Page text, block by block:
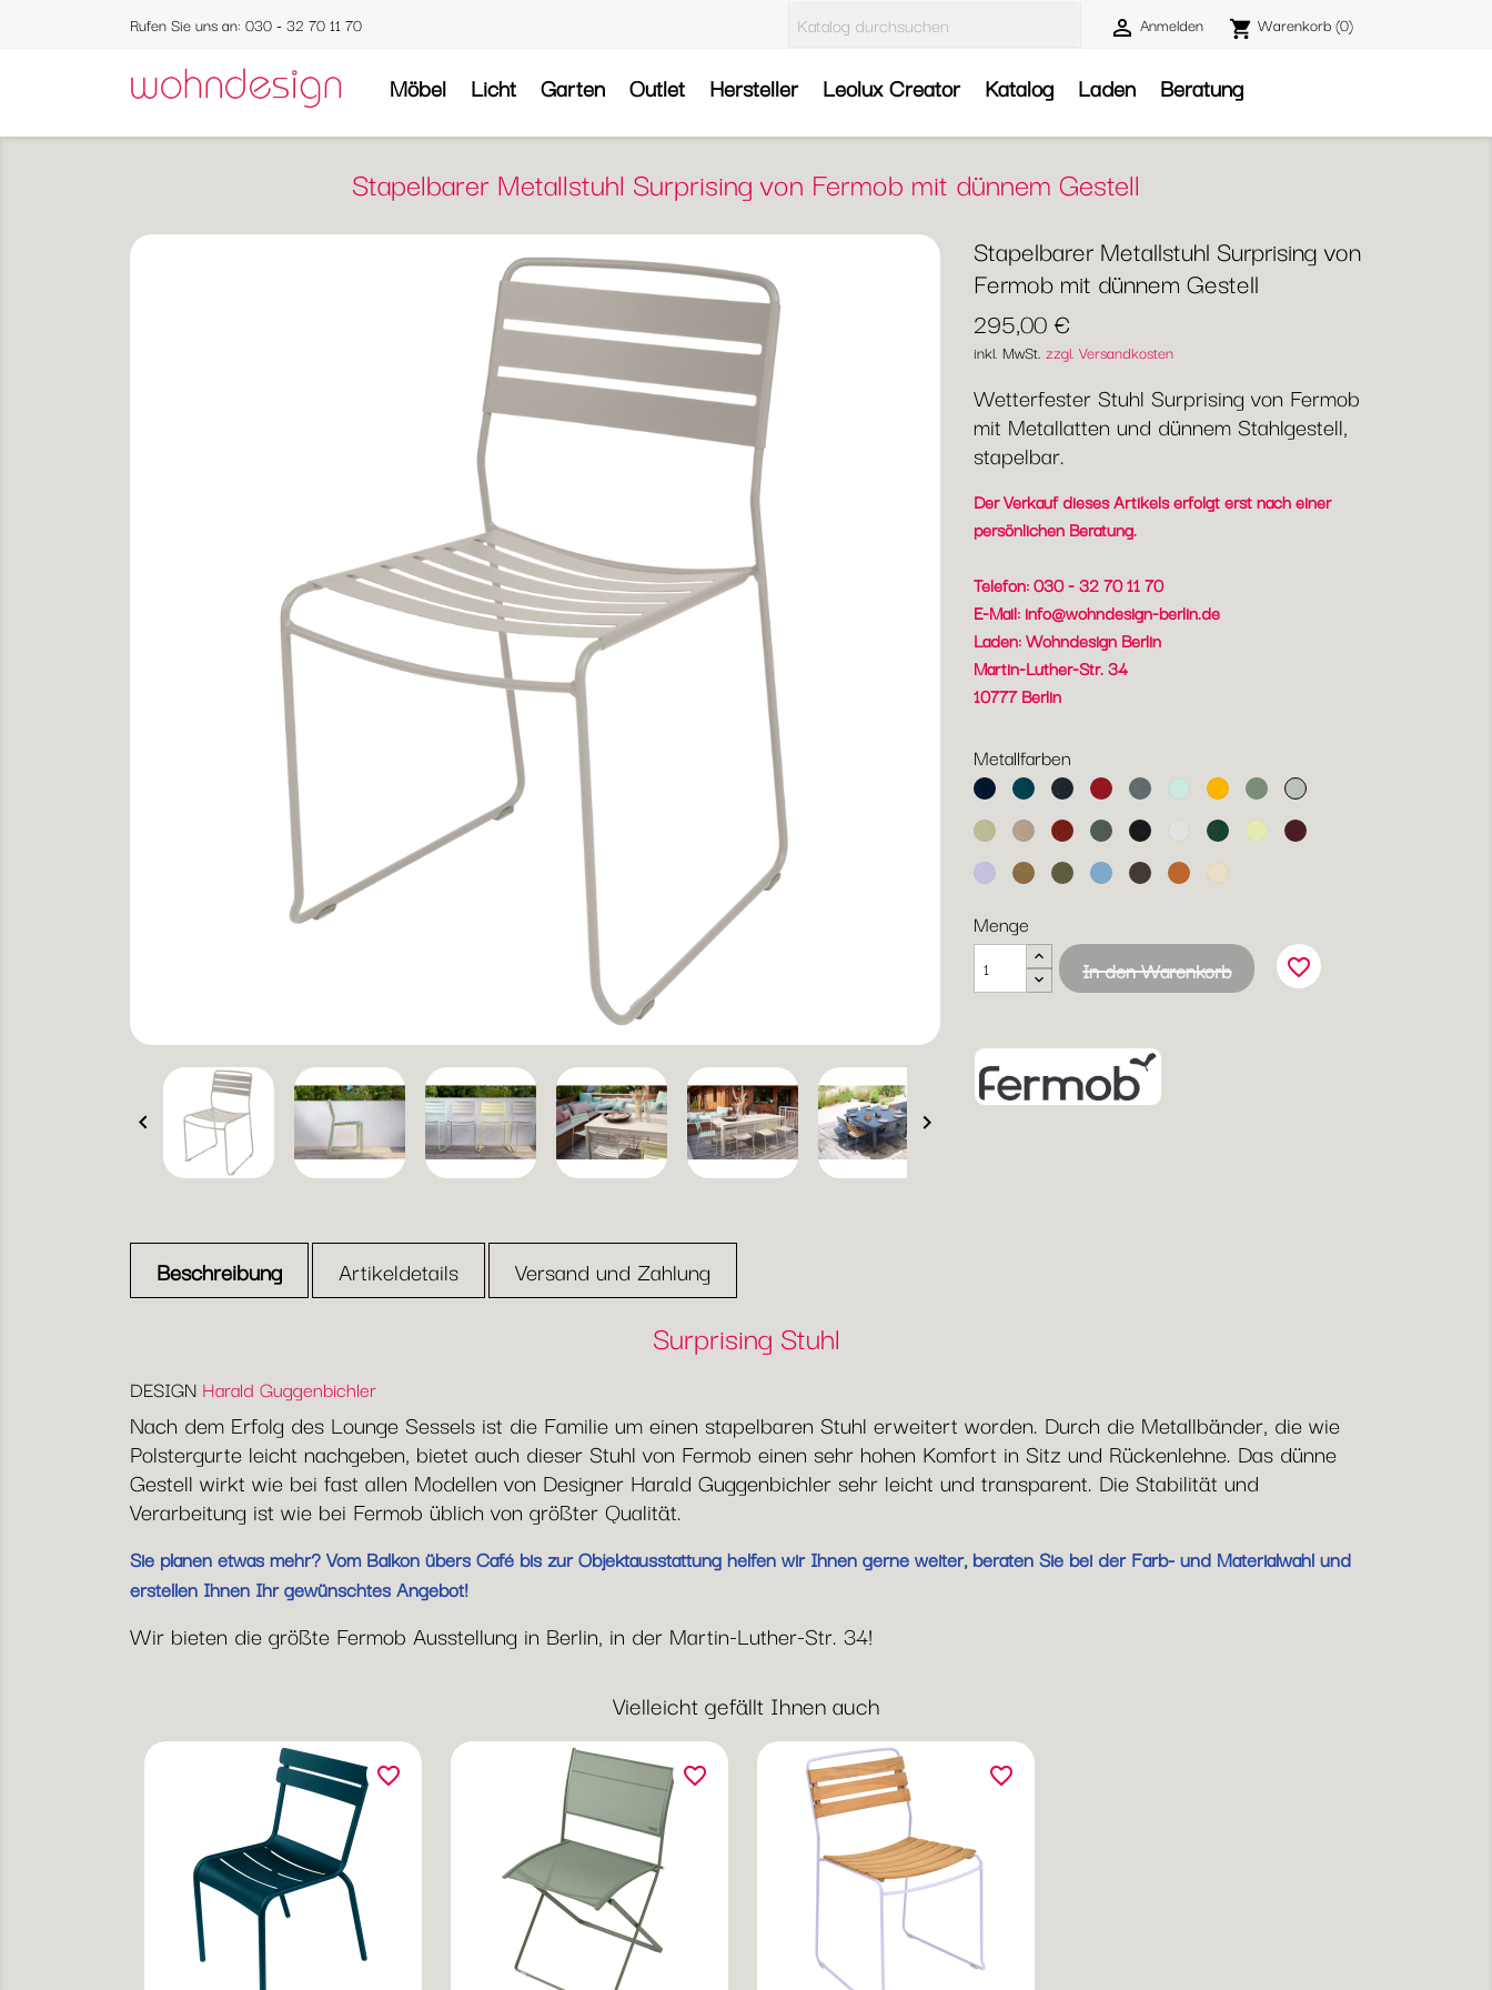
Rufen Sie uns an: 030 - 32 70 11 70  Anmelden shopping_cart Warenkorb(0)
Möbel Licht Garten Outlet Hersteller Leolux Creator Katalog Laden Beratung
Stapelbarer Metallstuhl Surprising von Fermob mit dünnem Gestell
 
Stapelbarer Metallstuhl Surprising von
Fermob mit dünnem Gestell
295,00 €
inkl. MwSt. zzgl. Versandkosten
Wetterfester Stuhl Surprising von Fermob
mit Metallatten und dünnem Stahlgestell,
stapelbar.
Der Verkauf dieses Artikels erfolgt erst nach einer
persönlichen Beratung.
Telefon: 030 - 32 70 11 70
E-Mail: info@wohndesign-berlin.de
Laden: Wohndesign Berlin
Martin-Luther-Str. 34
10777 Berlin
Metallfarben
AbyssblauAcapulcoblau
Anthrazit
Chili Gewittergrau
Gletscherminze
HonigKaktusLehmgrau
LindgrünMuskatOckerRosmarin
Lakritz Baumwollweiß
Zederngrün
Zitronensorbet
Schwarzkirsche
Marshmallo
Lebkuchen
PestoMayaTonkaKandierte
Latte-
Menge
In den Warenkorb
favorite_border
Beschreibung Artikeldetails Versand und Zahlung
Surprising Stuhl
DESIGN Harald Guggenbichler
Nach dem Erfolg des Lounge Sessels ist die Familie um einen stapelbaren Stuhl erweitert worden. Durch die Metallbänder, die wie
Polstergurte leicht nachgeben, bietet auch dieser Stuhl von Fermob einen sehr hohen Komfort in Sitz und Rückenlehne. Das dünne
Gestell wirkt wie bei fast allen Modellen von Designer Harald Guggenbichler sehr leicht und transparent. Die Stabilität und
Verarbeitung ist wie bei Fermob üblich von größter Qualität.
Sie planen etwas mehr? Vom Balkon übers Café bis zur Objektausstattung helfen wir Ihnen gerne weiter, beraten Sie bei der Farb- und Materialwahl und
erstellen Ihnen Ihr gewünschtes Angebot!
Wir bieten die größte Fermob Ausstellung in Berlin, in der Martin-Luther-Str. 34!
Vielleicht gefällt Ihnen auch
favorite_border favorite_border favorite_border